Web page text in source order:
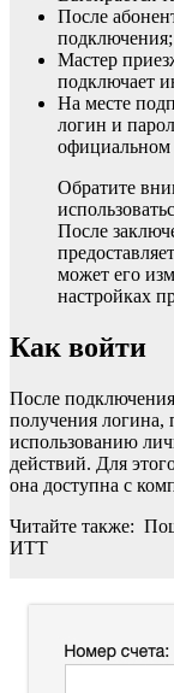
После
подключения;
Мастер
подключает
На месте
логин и
официальном
Обратите
После
может его
настройках
Как войти
После
получения логина,
использованию
действий. Для
она доступна с
Читайте также:
ИТТ